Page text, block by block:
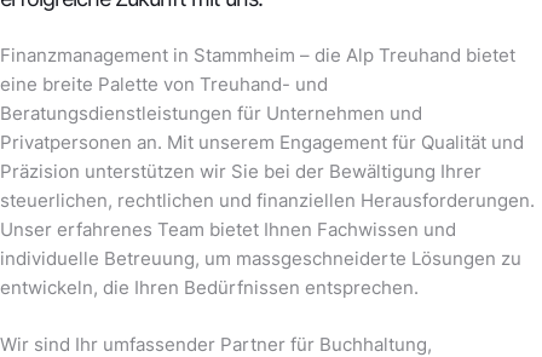
Finanzmanagement in Stammheim – die Alp Treuhand bietet
eine breite Palette von Treuhand- und
Beratungsdienstleistungen für Unternehmen und
Privatpersonen an. Mit unserem Engagement für Qualität und
Präzision unterstützen wir Sie bei der Bewältigung Ihrer
steuerlichen, rechtlichen und finanziellen Herausforderungen.
Unser erfahrenes Team bietet Ihnen Fachwissen und
individuelle Betreuung, um massgeschneiderte Lösungen zu
entwickeln, die Ihren Bedürfnissen entsprechen.
Wir sind Ihr umfassender Partner für Buchhaltung,